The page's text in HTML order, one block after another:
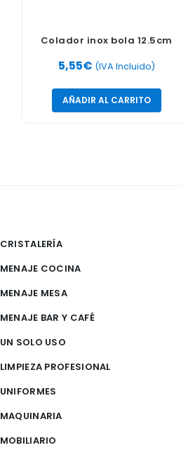
Colador inox bola 12.5cm
5,55€ (IVA Incluido)
AÑADIR AL CARRITO
CRISTALERÍA
MENAJE COCINA
MENAJE MESA
MENAJE BAR Y CAFÉ
UN SOLO USO
LIMPIEZA PROFESIONAL
UNIFORMES
MAQUINARIA
MOBILIARIO